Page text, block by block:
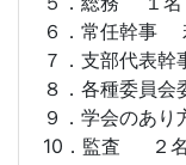
６．常任幹事
７．支部代表幹
８．各種委員
９．学会のあ
10．監査 ２名